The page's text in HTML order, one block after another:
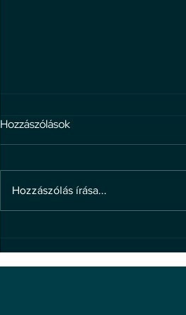
kapcsolatban
Hozzászólások
Hozzászólás írása...